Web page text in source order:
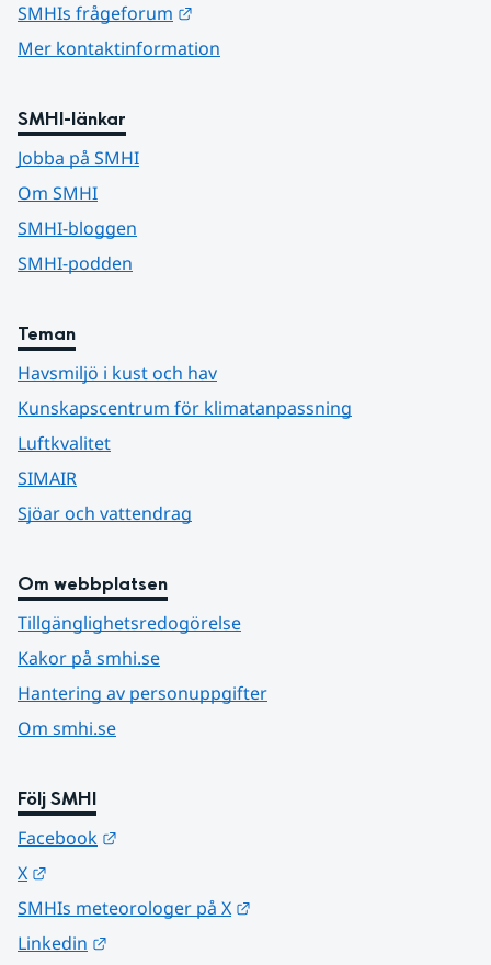
SMHIs frågeforum
Mer kontaktinformation
SMHI-länkar
Jobba på SMHI
Om SMHI
SMHI-bloggen
SMHI-podden
Teman
Havsmiljö i kust och hav
Kunskapscentrum för klimatanpassning
Luftkvalitet
SIMAIR
Sjöar och vattendrag
Om webbplatsen
Tillgänglighetsredogörelse
Kakor på smhi.se
Hantering av personuppgifter
Om smhi.se
Följ SMHI
Facebook
X
SMHIs meteorologer på X
Linkedin